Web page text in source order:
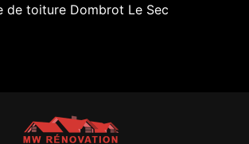
de toiture Dombrot Le Sec